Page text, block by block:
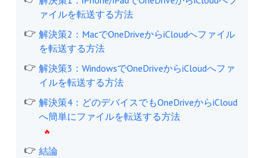
ァイルを転送する方法
解決策2：MacでOneDriveからiCloudへファイル
を転送する方法
解決策3：WindowsでOneDriveからiCloudへファ
イルを転送する方法
解決策4：どのデバイスでもOneDriveからiCloud
へ簡単にファイルを転送する方法
結論